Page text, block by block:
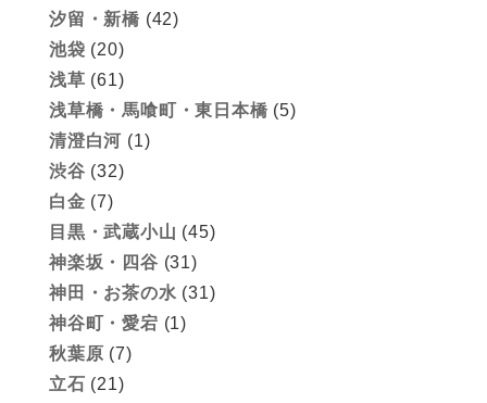
汐留・新橋 (42)
池袋 (20)
浅草 (61)
浅草橋・馬喰町・東日本橋 (5)
清澄白河 (1)
渋谷 (32)
白金 (7)
目黒・武蔵小山 (45)
神楽坂・四谷 (31)
神田・お茶の水 (31)
神谷町・愛宕 (1)
秋葉原 (7)
立石 (21)